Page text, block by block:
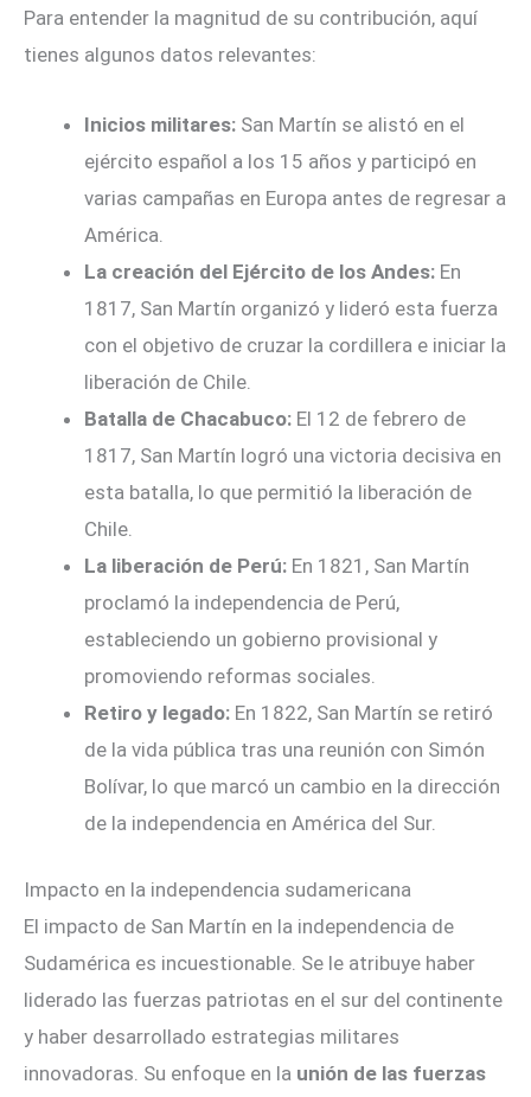
Para entender la magnitud de su contribución, aquí
tienes algunos datos relevantes:
Inicios militares: San Martín se alistó en el
ejército español a los 15 años y participó en
varias campañas en Europa antes de regresar a
América.
La creación del Ejército de los Andes: En
1817, San Martín organizó y lideró esta fuerza
con el objetivo de cruzar la cordillera e iniciar la
liberación de Chile.
Batalla de Chacabuco: El 12 de febrero de
1817, San Martín logró una victoria decisiva en
esta batalla, lo que permitió la liberación de
Chile.
La liberación de Perú: En 1821, San Martín
proclamó la independencia de Perú,
estableciendo un gobierno provisional y
promoviendo reformas sociales.
Retiro y legado: En 1822, San Martín se retiró
de la vida pública tras una reunión con Simón
Bolívar, lo que marcó un cambio en la dirección
de la independencia en América del Sur.
Impacto en la independencia sudamericana
El impacto de San Martín en la independencia de
Sudamérica es incuestionable. Se le atribuye haber
liderado las fuerzas patriotas en el sur del continente
y haber desarrollado estrategias militares
innovadoras. Su enfoque en la unión de las fuerzas